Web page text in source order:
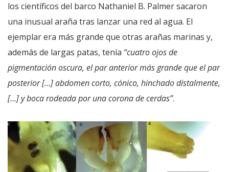
los científicos del barco Nathaniel B. Palmer sacaron
una inusual araña tras lanzar una red al agua. El
ejemplar era más grande que otras arañas marinas y,
además de largas patas, tenía “cuatro ojos de
pigmentación oscura, el par anterior más grande que el par
posterior […] abdomen corto, cónico, hinchado distalmente,
[…] y boca rodeada por una corona de cerdas”.